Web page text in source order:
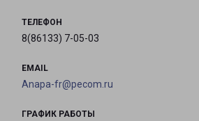
ТЕЛЕФОН
8(86133) 7-05-03
EMAIL
Anapa-fr@pecom.ru
ГРАФИК РАБОТЫ